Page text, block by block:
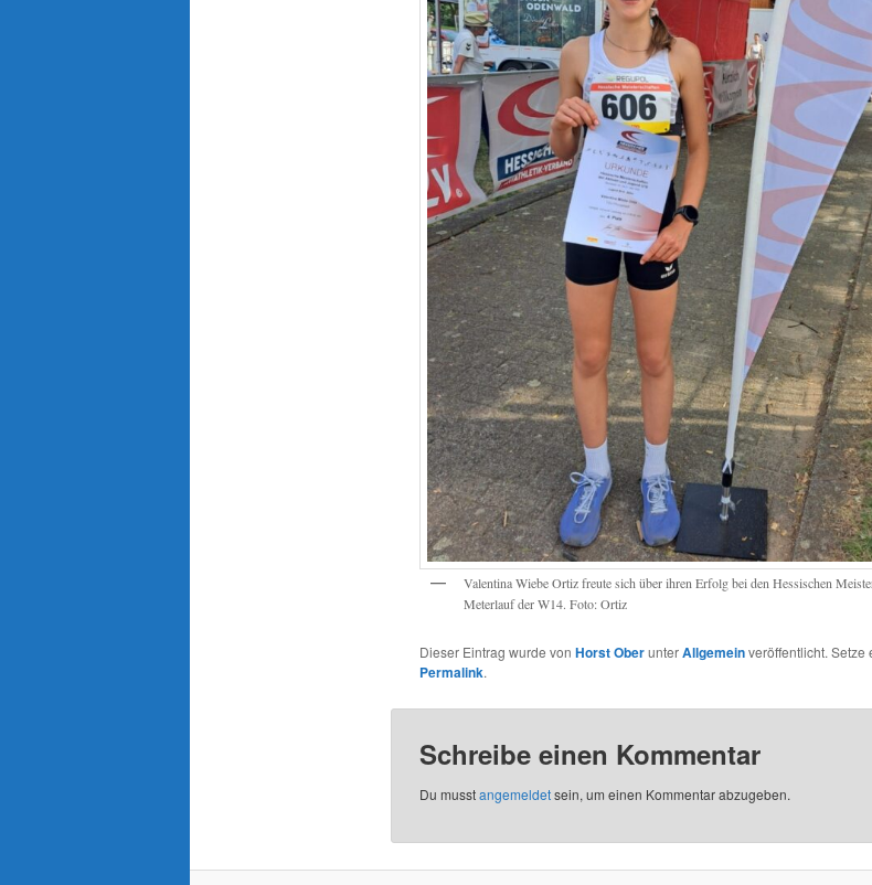
Valentina Wiebe Ortiz freute sich über ihren Erfolg bei den Hessischen
Meterlauf der W14. Foto: Ortiz
Dieser Eintrag wurde von Horst OberunterAllgemeinveröffentlicht. Setze
Permalink.
Schreibe einen Kommentar
Du musstangemeldetsein, um einen Kommentar abzugeben.